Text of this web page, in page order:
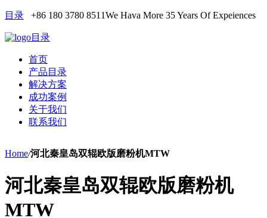
目录 +86 180 3780 8511We Hava More 35 Years Of Expeiences
目录
首页
产品目录
解决方案
成功案例
关于我们
联系我们
Home/河北秦皇岛双辊欧版磨粉机MTW
河北秦皇岛双辊欧版磨粉机
MTW